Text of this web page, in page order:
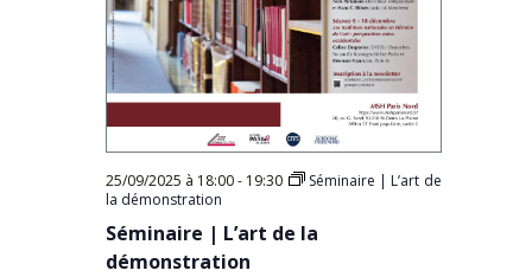
25/09/2025 à 18:00- 19:30
Séminaire | L’art de
la démonstration
Séminaire | L’art de la
démonstration